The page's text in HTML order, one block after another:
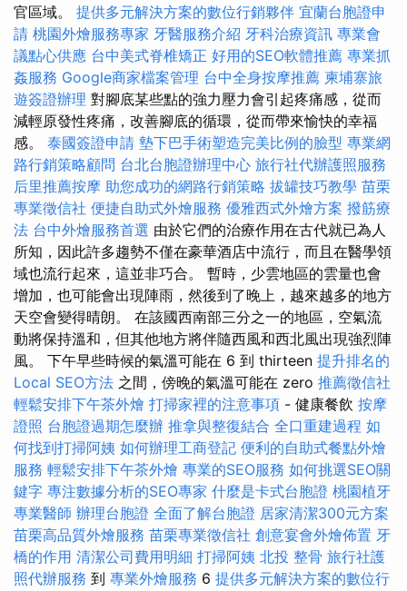
官區域。 提供多元解決方案的數位行銷夥伴 宜蘭台胞證申
請 桃園外燴服務專家 牙醫服務介紹 牙科治療資訊 專業會
議點心供應 台中美式脊椎矯正 好用的SEO軟體推薦 專業抓
姦服務 Google商家檔案管理 台中全身按摩推薦 柬埔寨旅
遊簽證辦理 對腳底某些點的強力壓力會引起疼痛感，從而
減輕原發性疼痛，改善腳底的循環，從而帶來愉快的幸福
感。 泰國簽證申請 墊下巴手術塑造完美比例的臉型 專業網
路行銷策略顧問 台北台胞證辦理中心 旅行社代辦護照服務
后里推薦按摩 助您成功的網路行銷策略 拔罐技巧教學 苗栗
專業徵信社 便捷自助式外燴服務 優雅西式外燴方案 撥筋療
法 台中外燴服務首選 由於它們的治療作用在古代就已為人
所知，因此許多趨勢不僅在豪華酒店中流行，而且在醫學領
域也流行起來，這並非巧合。 暫時，少雲地區的雲量也會
增加，也可能會出現陣雨，然後到了晚上，越來越多的地方
天空會變得晴朗。 在該國西南部三分之一的地區，空氣流
動將保持溫和，但其他地方將伴隨西風和西北風出現強烈陣
風。 下午早些時候的氣溫可能在 6 到 thirteen 提升排名的
Local SEO方法 之間，傍晚的氣溫可能在 zero 推薦徵信社
輕鬆安排下午茶外燴 打掃家裡的注意事項 - 健康餐飲 按摩
證照 台胞證過期怎麼辦 推拿與整復結合 全口重建過程 如
何找到打掃阿姨 如何辦理工商登記 便利的自助式餐點外燴
服務 輕鬆安排下午茶外燴 專業的SEO服務 如何挑選SEO關
鍵字 專注數據分析的SEO專家 什麼是卡式台胞證 桃園植牙
專業醫師 辦理台胞證 全面了解台胞證 居家清潔300元方案
苗栗高品質外燴服務 苗栗專業徵信社 創意宴會外燴佈置 牙
橋的作用 清潔公司費用明細 打掃阿姨 北投 整骨 旅行社護
照代辦服務 到 專業外燴服務 6 提供多元解決方案的數位行